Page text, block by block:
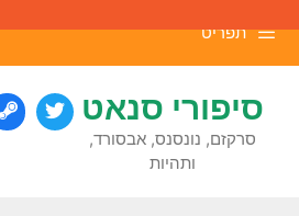
לתוכן תפריט
סיפורי סנאט
סרקזם, נונסנס, אבסורד,
ותהיות